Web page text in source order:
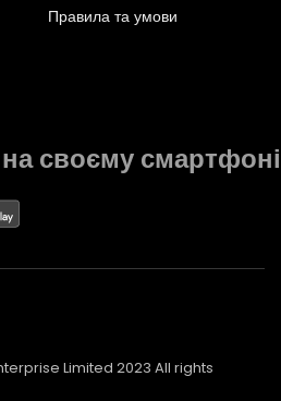
Правила та умови
своєму смартфоні
Limited 2023 All rights